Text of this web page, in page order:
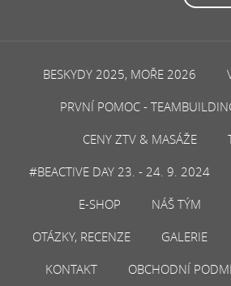
BESKYDY 2025, MOŘE 2026
PRVNÍ POMOC -
CENY ZTV & MASÁŽE
#BEACTIVE DAY 23. - 24. 9. 2024
E-SHOP
NÁŠ TÝM
OTÁZKY, RECENZE
GALERIE
KONTAKT
OBCHODNÍ